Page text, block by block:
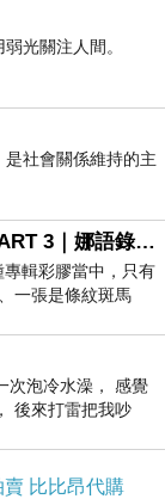
果也跟我一
宿
光關注人間。
社會關係維持的主
CONFESSIONS II LP PART 3｜娜語錄II LP PART 3
輯彩膠當中，只有
一張是條紋斑馬
STORE
次泡冷水澡， 感覺
後來打雷把我吵
賣 比比昂代購